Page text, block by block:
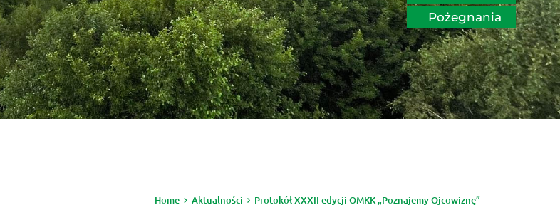
Pożegnania
Home Aktualności Protokół XXXII edycji OMKK „Poznajemy Ojcowiznę”